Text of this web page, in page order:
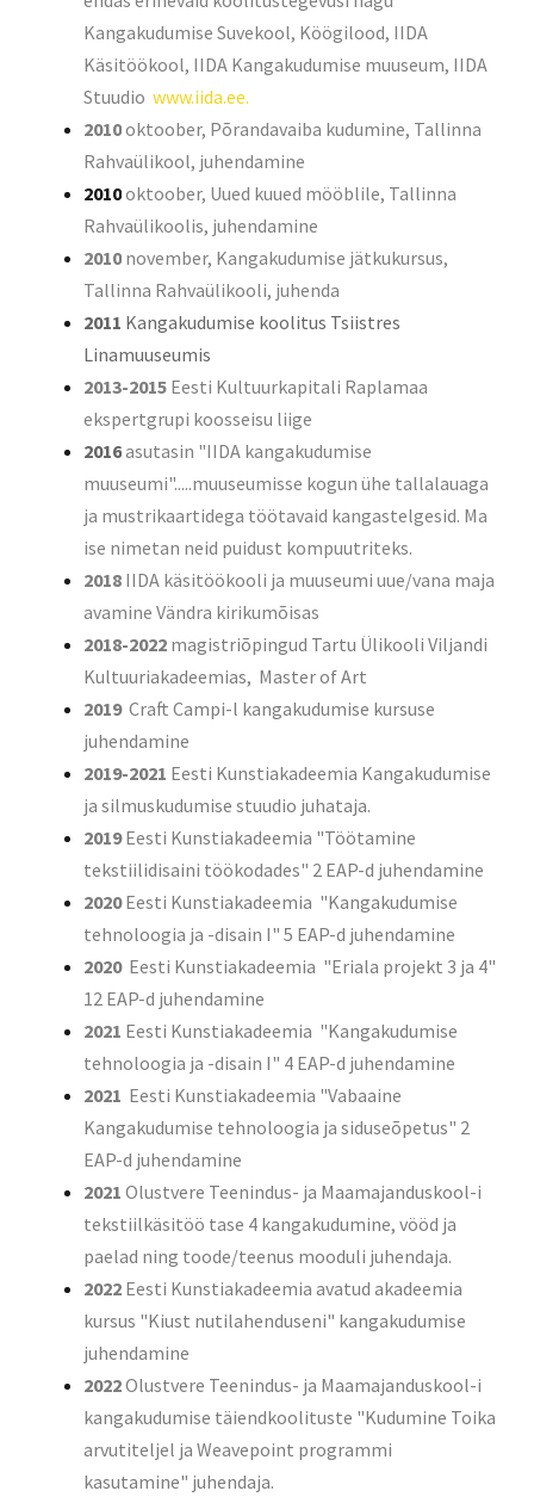
Kangakudumise Suvekool, Köögilood, IIDA
Käsitöökool, IIDA Kangakudumise muuseum, IIDA
Stuudio www.iida.ee.
2010oktoober, Põrandavaiba kudumine, Tallinna
Rahvaülikool, juhendamine
2010oktoober, Uued kuued mööblile, Tallinna
Rahvaülikoolis, juhendamine
2010 november, Kangakudumise jätkukursus,
Tallinna Rahvaülikooli, juhenda
2011 Kangakudumise koolitus Tsiistres
Linamuuseumis
2013-2015 Eesti Kultuurkapitali Raplamaa
ekspertgrupi koosseisu liige
2016asutasin "IIDA kangakudumise
muuseumi".....muuseumisse kogun ühe tallalauaga
ja mustrikaartidega töötavaid kangastelgesid. Ma
ise nimetan neid puidust kompuutriteks.
2018 IIDA käsitöökooli ja muuseumi uue/vana maja
avamine Vändra kirikumõisas
2018-2022 magistriõpingud Tartu Ülikooli Viljandi
Kultuuriakadeemias, Master of Art
2019Craft Campi-l kangakudumise kursuse
juhendamine
2019-2021 Eesti Kunstiakadeemia Kangakudumise
ja silmuskudumise stuudio juhataja.
2019Eesti Kunstiakadeemia "Töötamine
tekstiilidisaini töökodades" 2 EAP-d juhendamine
2020Eesti Kunstiakadeemia "Kangakudumise
tehnoloogia ja -disain I" 5 EAP-d juhendamine
2020Eesti Kunstiakadeemia "Eriala projekt 3 ja 4"
12 EAP-d juhendamine
2021 Eesti Kunstiakadeemia "Kangakudumise
tehnoloogia ja -disain I" 4 EAP-d juhendamine
2021 Eesti Kunstiakadeemia "Vabaaine
Kangakudumise tehnoloogia ja siduseõpetus" 2
EAP-d juhendamine
2021 Olustvere Teenindus- ja Maamajanduskool-i
tekstiilkäsitöö tase 4 kangakudumine, vööd ja
paelad ning toode/teenus mooduli juhendaja.
2022 Eesti Kunstiakadeemia avatud akadeemia
kursus "Kiust nutilahenduseni" kangakudumise
juhendamine
2022Olustvere Teenindus- ja Maamajanduskool-i
kangakudumise täiendkoolituste "Kudumine Toika
arvutiteljel ja Weavepoint programmi
kasutamine" juhendaja.